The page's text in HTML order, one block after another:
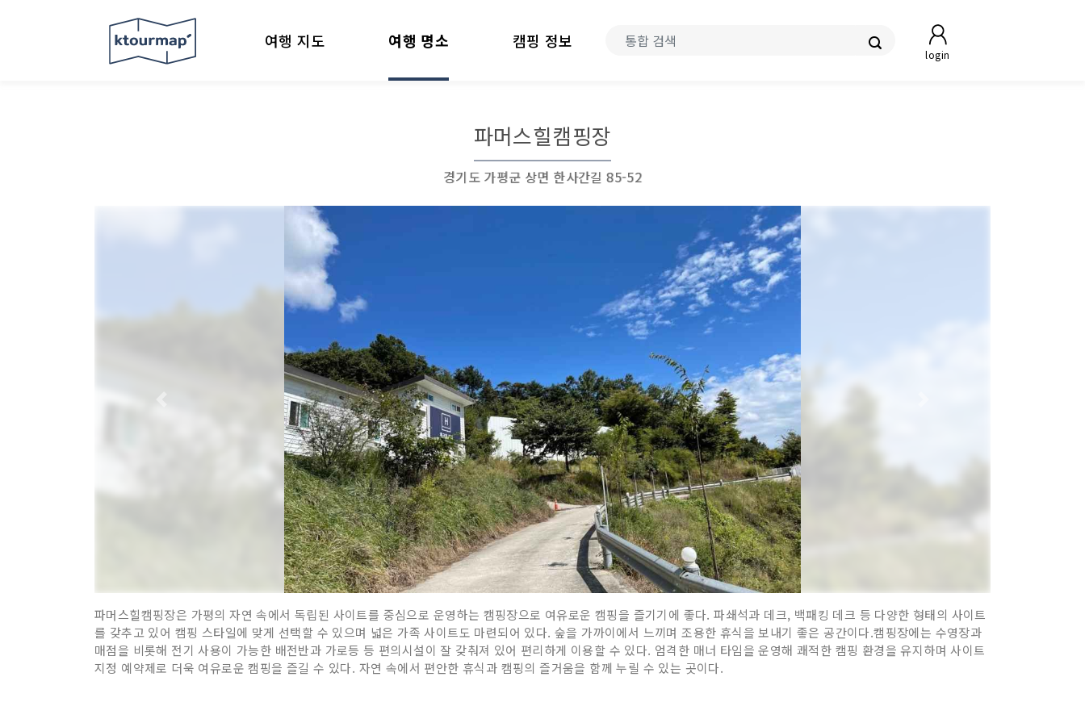
login
여행 지도 여행 명소 캠핑 정보
파머스힐캠핑장
경기도 가평군 상면 한사간길 85-52
파머스힐캠핑장은 가평의 자연 속에서 독립된 사이트를 중심으로 운영하는 캠핑장으로 여유로운 캠핑을 즐기기에 좋다. 파쇄석과 데크, 백패킹 데크 등 다양한 형태의 사이트
를 갖추고 있어 캠핑 스타일에 맞게 선택할 수 있으며 넓은 가족 사이트도 마련되어 있다. 숲을 가까이에서 느끼며 조용한 휴식을 보내기 좋은 공간이다.캠핑장에는 수영장과
매점을 비롯해 전기 사용이 가능한 배전반과 가로등 등 편의시설이 잘 갖춰져 있어 편리하게 이용할 수 있다. 엄격한 매너 타임을 운영해 쾌적한 캠핑 환경을 유지하며 사이트
지정 예약제로 더욱 여유로운 캠핑을 즐길 수 있다. 자연 속에서 편안한 휴식과 캠핑의 즐거움을 함께 누릴 수 있는 곳이다.